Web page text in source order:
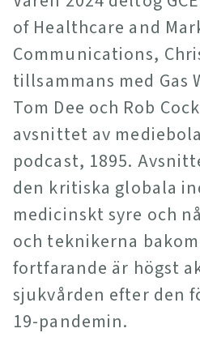
of Healthcare and
Communications,
tillsammans med Gas
Tom Dee och Rob
avsnittet av
podcast, 1895.
den kritiska globala
medicinskt syre och
och teknikerna
fortfarande är högst
sjukvården efter den
19-pandemin.